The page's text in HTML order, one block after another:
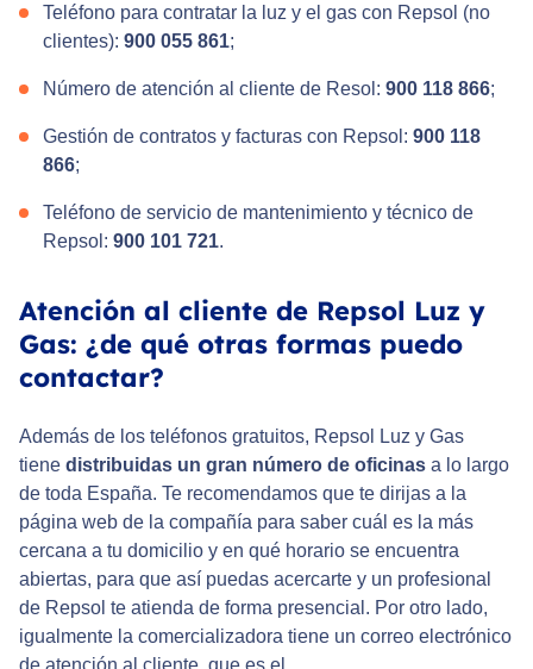
Teléfono para contratar la luz y el gas con Repsol (no
clientes): 900 055 861;
Número de atención al cliente de Resol: 900 118 866;
Gestión de contratos y facturas con Repsol: 900 118
866;
Teléfono de servicio de mantenimiento y técnico de
Repsol: 900 101 721.
Atención al cliente de Repsol Luz y
Gas: ¿de qué otras formas puedo
contactar?
Además de los teléfonos gratuitos, Repsol Luz y Gas
tiene distribuidas un gran número de oficinas a lo largo
de toda España. Te recomendamos que te dirijas a la
página web de la compañía para saber cuál es la más
cercana a tu domicilio y en qué horario se encuentra
abiertas, para que así puedas acercarte y un profesional
de Repsol te atienda de forma presencial. Por otro lado,
igualmente la comercializadora tiene un correo electrónico
de atención al cliente, que es el